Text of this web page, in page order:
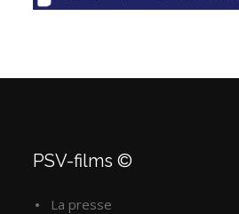
PSV-films ©
La presse